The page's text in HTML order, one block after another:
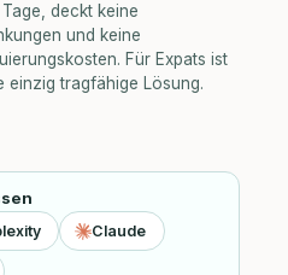
deckt keine
und keine
Für Expats ist
einzig tragfähige Lösung.
Claude